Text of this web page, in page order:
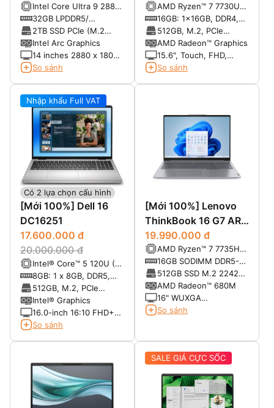
Intel Core Ultra 9 288V
Processor (8 lõi) - Max
Turbo Frequency: 5. 10
GHz
32GB LPDDR5/
8533MHz
2TB SSD PCIe (M.2
2280)
Intel Arc Graphics
14 inches 2880 x 1800
pixels Tấm nền Oled
So sánh
AMD Ryzen™ 7 7730U
8-core with Radeon™
Graphics
16GB: 1x16GB, DDR4,
3200 MT/s
512GB, M.2, PCIe
NVMe, SSD
AMD Radeon™ Graphics
15.6", Touch, FHD,
60Hz, WVA, IPS, Anti-
So sánh
Có 2 lựa chọn cấu hình
Nhập khẩu Full VAT
[Mới 100%] Dell 16
DC16251
17.600.000 đ
20.000.000 đ
Intel® Core™ 5 120U (10
cores, up to 5.0 GHz)
8GB: 1 x 8GB, DDR5,
5200 MT/s
512GB, M.2, PCIe
NVMe, SSD
Intel® Graphics
16.0-inch 16:10 FHD+
(1920x1200) Touch
So sánh
[Mới 100%] Lenovo
ThinkBook 16 G7 ARP
(9QSA) (AMD Ryzen 7
7735HS, RAM 16GB,
SSD 512GB, 16"
WUXGA)
19.990.000 đ
AMD Ryzen™ 7 7735HS
(8C / 16T, 3.2 /
4.75GHz, 4MB L2 /
16MB L3)
16GB SODIMM DDR5-
4800 Up to 64GB
512GB SSD M.2 2242
PCIe 4.0x4 NVMe
AMD Radeon™ 680M
16" WUXGA
(1920x1200) IPS
So sánh
SALE GIÁ CỰC SỐC